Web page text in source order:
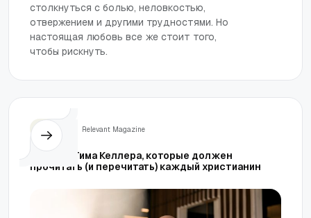
столкнуться с болью, неловкостью,
отвержением и другими трудностями. Но
настоящая любовь все же стоит того,
чтобы рискнуть.
Relevant Magazine
10 цитат Тима Келлера, которые должен
прочитать (и перечитать) каждый христианин